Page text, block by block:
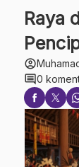
Raya
account_circle
comment0